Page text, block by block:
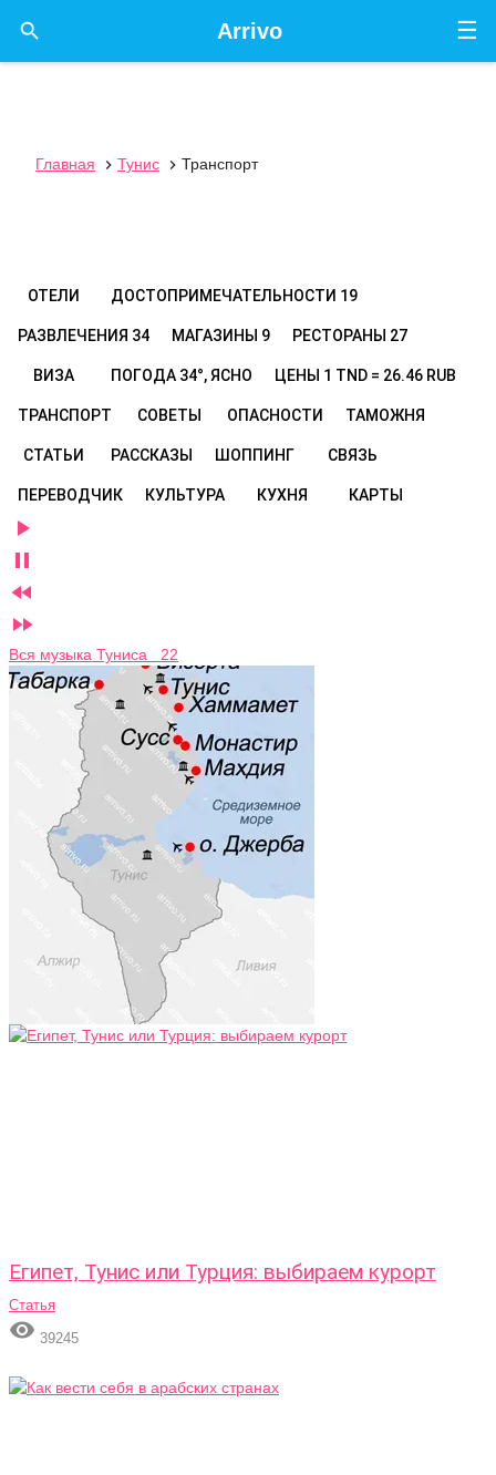
☰
Arrivo

Главная  Тунис  Транспорт
ОТЕЛИ ДОСТОПРИМЕЧАТЕЛЬНОСТИ 19
РАЗВЛЕЧЕНИЯ 34 МАГАЗИНЫ 9 РЕСТОРАНЫ 27
ВИЗА ПОГОДА 34°, ЯСНО ЦЕНЫ 1 TND = 26.46 RUB
ТРАНСПОРТ СОВЕТЫ ОПАСНОСТИ ТАМОЖНЯ
СТАТЬИ РАССКАЗЫ ШОППИНГ СВЯЗЬ
ПЕРЕВОДЧИК КУЛЬТУРА КУХНЯ КАРТЫ




Вся музыка Туниса 22
Египет, Тунис или Турция: выбираем курорт
Статья
 39245